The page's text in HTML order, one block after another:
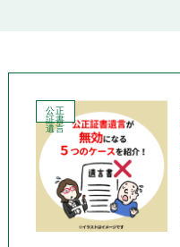
公正
証書
遺言